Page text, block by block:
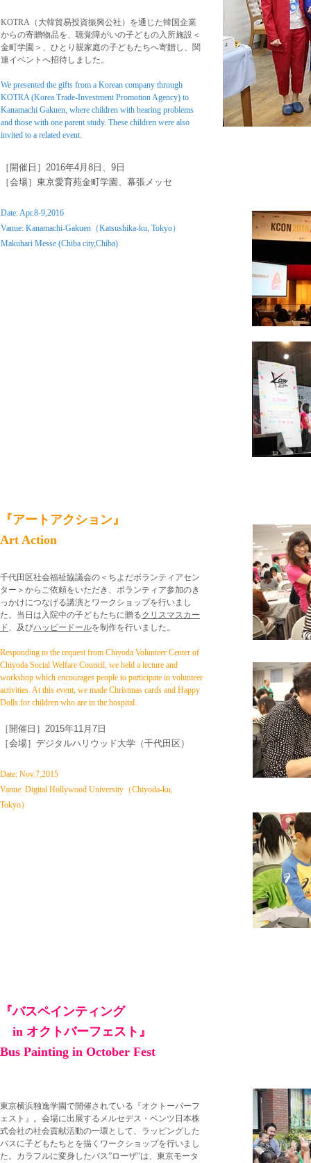
​KOTRA（大韓貿易投資振興公社）を通じた韓国企業
からの寄贈物品を、聴覚障がいの子どもの入所施設 ​＜
金町学園＞、ひとり親家庭の子どもたちへ寄贈し、関
連イベントへ招待しました。
We presented the gifts from a Korean company through
KOTRA (Korea Trade-Investment Promotion Agency) to
Kanamachi Gakuen, where children with hearing problems
and those with one parent study. These children were also
invited to a related event.
​［開催日］ 2016年4月8日、9日
​［会場］東京愛育苑金町学園、幕張メッセ
Date: Apr.8-9,2016
​Vanue: Kanamachi-Gakuen（Katsushika-ku, Tokyo）
Makuhari Messe (Chiba city,Chiba)
『アートアクション』
Art Action
​千代田区社会福祉協議会の＜ちよだボランティアセン
ター＞からご依頼をいただき、ボランティア参加のき
っかけにつなげる講演とワークショップを行いまし
た。当日は入院中の子どもたちに贈るクリスマスカー
ド、及びハッピードールを制作を行いました。
Responding to the request from Chiyoda Volunteer Center of
Chiyoda Social Welfare Council, we held a lecture and
workshop which encourages people to participate in volunteer
activities. At this event, we made Christmas cards and Happy
Dolls for children who are in the hospital.
​［開催日］ 2015年11月7日
​［会場］デジタルハリウッド大学（千代田区）
Date: Nov.7,2015
​Vanue: Digital Hollywood University （Chiyoda-ku,
Tokyo）
『バスペインティング
in オクトバーフェスト』
Bus Painting in October Fest
​東京横浜独逸学園で開催されている『オクトーバーフ
ェスト』。会場に出展するメルセデス・ベンツ日本株
式会社の社会貢献活動の一環として、ラッピングした
バスに子どもたちとを描くワークショップを行いまし
た。カラフルに変身したバス”ローザ”は、東京モータ